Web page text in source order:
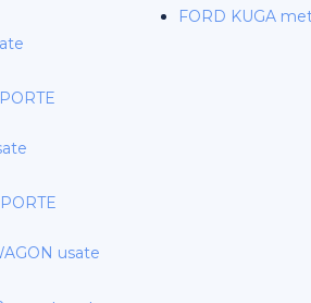
usate
FORD KUGA